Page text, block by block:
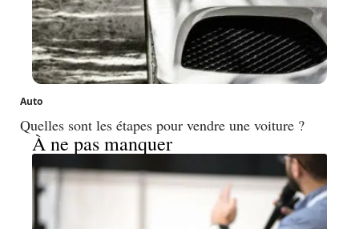
Auto
Quelles sont les étapes pour vendre une voiture ?
À ne pas manquer